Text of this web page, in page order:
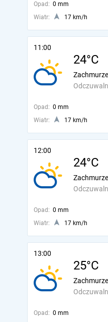
Opad: 0 mm
Wiatr:
17 km/h
11:00
24°C
Opad: 0 mm
Wiatr:
17 km/h
12:00
24°C
Opad: 0 mm
Wiatr:
17 km/h
13:00
25°C
Opad: 0 mm